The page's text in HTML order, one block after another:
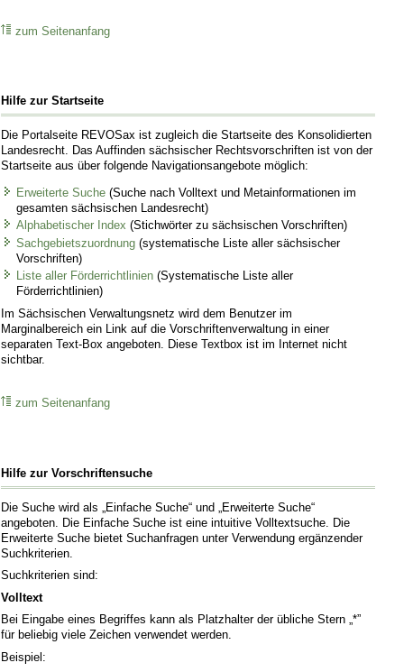
zum Seitenanfang
Hilfe zur Startseite
Die Portalseite REVOSax ist zugleich die Startseite des Konsolidierten
Landesrecht. Das Auffinden sächsischer Rechtsvorschriften ist von der
Startseite aus über folgende Navigationsangebote möglich:
Erweiterte Suche(Suche nach Volltext und Metainformationen im
gesamten sächsischen Landesrecht)
Alphabetischer Index (Stichwörter zu sächsischen Vorschriften)
Sachgebietszuordnung(systematische Liste aller sächsischer
Vorschriften)
Liste aller Förderrichtlinien(Systematische Liste aller
Förderrichtlinien)
Im Sächsischen Verwaltungsnetz wird dem Benutzer im
Marginalbereich ein Link auf die Vorschriftenverwaltung in einer
separaten Text-Box angeboten. Diese Textbox ist im Internet nicht
sichtbar.
zum Seitenanfang
Hilfe zur Vorschriftensuche
Die Suche wird als „Einfache Suche“ und „Erweiterte Suche“
angeboten. Die Einfache Suche ist eine intuitive Volltextsuche. Die
Erweiterte Suche bietet Suchanfragen unter Verwendung ergänzender
Suchkriterien.
Suchkriterien sind:
Volltext
Bei Eingabe eines Begriffes kann als Platzhalter der übliche Stern „*”
für beliebig viele Zeichen verwendet werden.
Beispiel: